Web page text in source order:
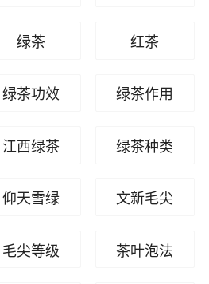
绿茶 红茶
绿茶功效 绿茶作用
江西绿茶 绿茶种类
仰天雪绿 文新毛尖
毛尖等级 茶叶泡法